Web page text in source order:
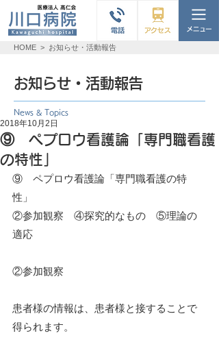
HOME > お知らせ・活動報告
お知らせ・活動報告
News & Topics
⑨ ペプロウ看護論「専門職看護
の特性」
2018年10月2日
⑨　ペプロウ看護論「専門職看護の特
性」
②参加観察　④探究的なもの　⑤理論の
適応
②参加観察
患者様の情報は、患者様と接することで
得られます。